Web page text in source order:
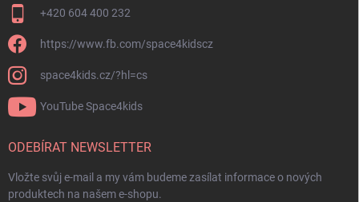
+420 604 400 232
https://www.fb.com/space4kidscz
space4kids.cz/?hl=cs
YouTube Space4kids
ODEBÍRAT NEWSLETTER
Vložte svůj e-mail a my vám budeme zasílat informace o nových
produktech na našem e-shopu.